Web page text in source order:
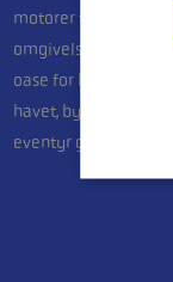
motorer til det
omgivelser tæt på
oase for
havet, byder vi dig
eventyr går hånd i